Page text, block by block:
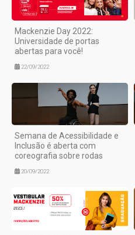
Mackenzie Day 2022:
Universidade de portas
abertas para você!
22/09/2022
Semana de Acessibilidade e
Inclusão é aberta com
coreografia sobre rodas
20/09/2022